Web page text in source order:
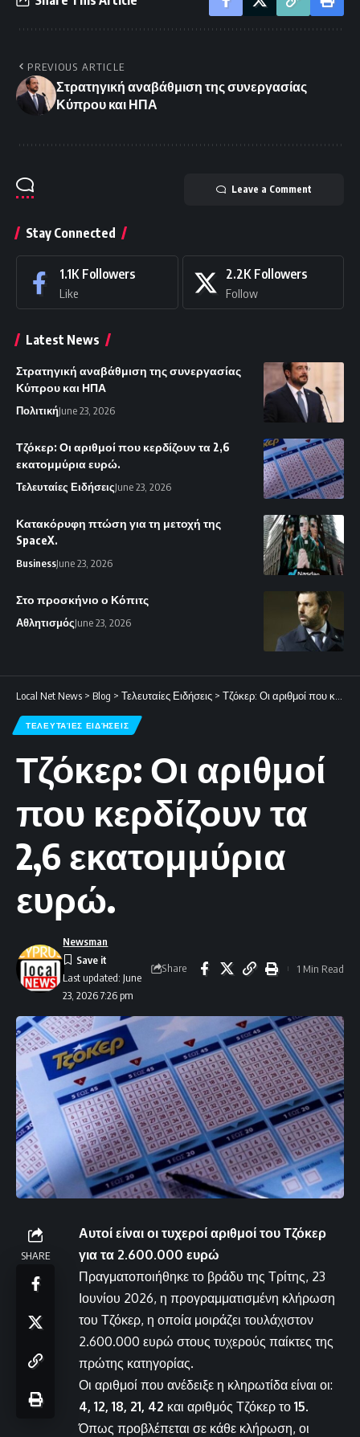
PREVIOUS ARTICLE
Στρατηγική αναβάθμιση της συνεργασίας
Κύπρου και ΗΠΑ
Leave a Comment
Stay Connected
1.1K Followers
Like
2.2K Followers
Follow
Latest News
Στρατηγική αναβάθμιση της συνεργασίας
Κύπρου και ΗΠΑ
ΠολιτικήJune 23, 2026
Τζόκερ: Οι αριθμοί που κερδίζουν τα 2,6
εκατομμύρια ευρώ.
Τελευταίες ΕιδήσειςJune 23, 2026
Κατακόρυφη πτώση για τη μετοχή της
SpaceX.
BusinessJune 23, 2026
Στο προσκήνιο ο Κόπιτς
ΑθλητισμόςJune 23, 2026
Local Net News > Blog > Τελευταίες Ειδήσεις > Τζόκερ: Οι αριθμοί που κερδίζουν τα 2,6 εκατομμύρια ευρώ.
ΤΕΛΕΥΤΑΊΕΣ ΕΙΔΉΣΕΙΣ
Τζόκερ: Οι αριθμοί
που κερδίζουν τα
2,6 εκατομμύρια
ευρώ.
Last updated: June
23, 2026 7:26 pm
Newsman
Share 1 Min Read
SHARE
Αυτοί είναι οι τυχεροί αριθμοί του Τζόκερ
για τα 2.600.000 ευρώ
Πραγματοποιήθηκε το βράδυ της Τρίτης, 23
Ιουνίου 2026, η προγραμματισμένη κλήρωση
του Τζόκερ, η οποία μοιράζει τουλάχιστον
2.600.000 ευρώ στους τυχερούς παίκτες της
πρώτης κατηγορίας.
Οι αριθμοί που ανέδειξε η κληρωτίδα είναι οι:
4, 12, 18, 21, 42 και αριθμός Τζόκερ το 15.
Όπως προβλέπεται σε κάθε κλήρωση, οι